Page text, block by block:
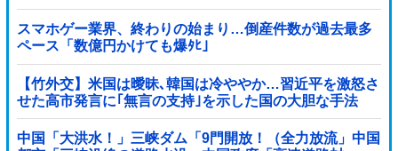
スマホゲー業界、終わりの始まり…倒産件数が過去最多
ペース「数億円かけても爆ﾀﾋ」
【竹外交】米国は曖昧､韓国は冷ややか…習近平を激怒さ
せた高市発言に｢無言の支持｣を示した国の大胆な手法
中国「大洪水！」三峡ダム「9門開放！（全力放流」中国